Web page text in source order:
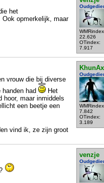
22.626
OTindex:
7.917
het
Ook opmerkelijk, maar
7.842
OTindex:
3.189
vrouw die bij diverse
had
Het
hoor, maar inmiddels
een beetje een
vind ik, ze zijn groot
venzje